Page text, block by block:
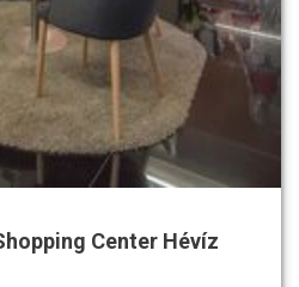
Center Hévíz